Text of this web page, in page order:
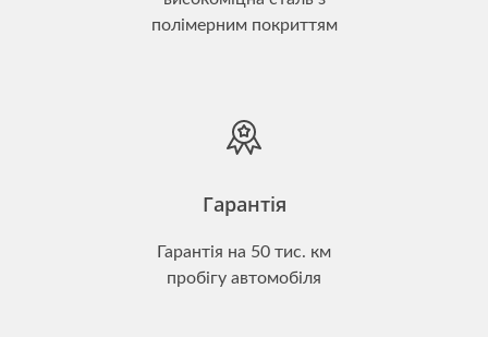
полімерним покриттям
Гарантія
Гарантія на 50 тис. км
пробігу автомобіля